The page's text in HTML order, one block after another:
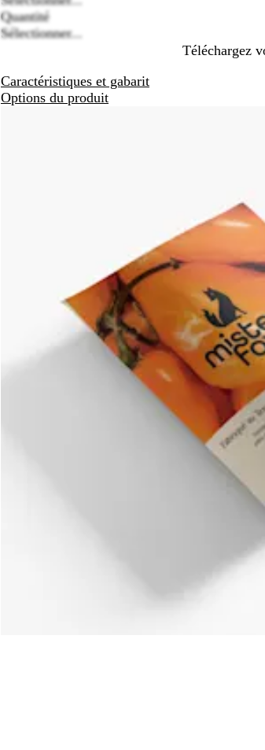
Quantité
Sélectionner...
Téléchargez
Caractéristiques et gabarit
Options du produit